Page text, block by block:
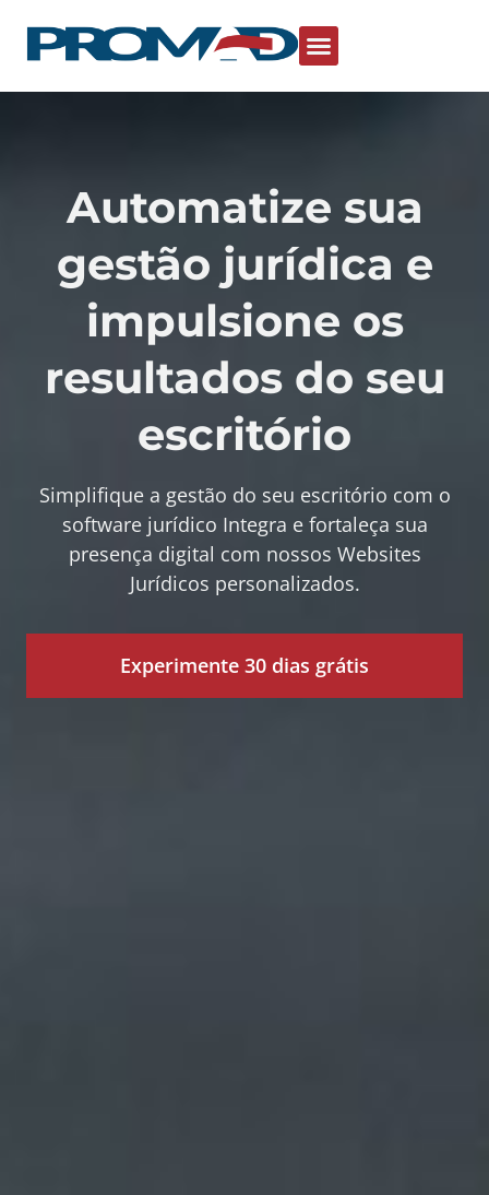
Automatize sua
gestão jurídica e
impulsione os
resultados do seu
escritório
Simplifique a gestão do seu escritório com o
software jurídico Integra e fortaleça sua
presença digital com nossos Websites
Jurídicos personalizados.
Experimente 30 dias grátis